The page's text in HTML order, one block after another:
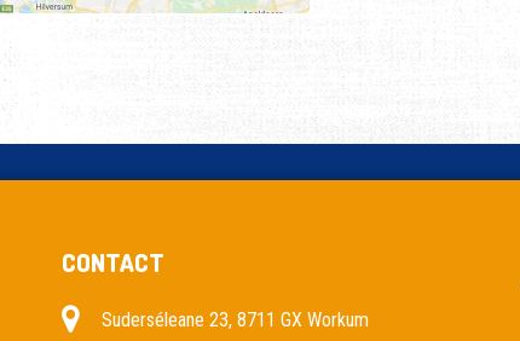
CONTACT
Suderséleane 23, 8711 GX Workum